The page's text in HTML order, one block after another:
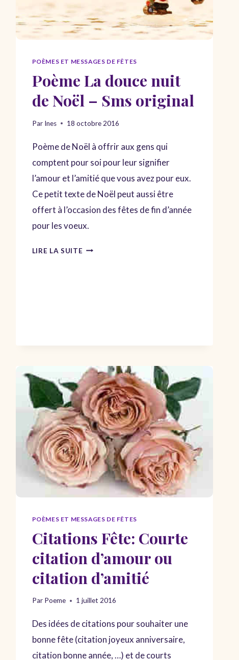
L’EXISTENCE
POÈMES ET MESSAGES DE FÊTES
Poème La douce nuit
de Noël – Sms original
Par Ines 18 octobre 2016
Poème de Noël à offrir aux gens qui
comptent pour soi pour leur signifier
l’amour et l’amitié que vous avez pour eux.
Ce petit texte de Noël peut aussi être
offert à l’occasion des fêtes de fin d’année
pour les voeux.
LIRE LA SUITE POÈME
POÈMES ET MESSAGES DE FÊTES
Citations Fête: Courte
citation d’amour ou
citation d’amitié
Par Poeme 1 juillet 2016
Des idées de citations pour souhaiter une
bonne fête (citation joyeux anniversaire,
citation bonne année, …) et de courts